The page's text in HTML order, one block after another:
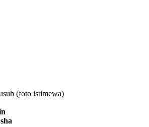
(foto istimewa)